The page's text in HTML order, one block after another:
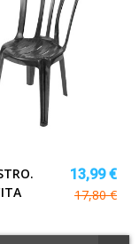
13,99 €
17,80 €